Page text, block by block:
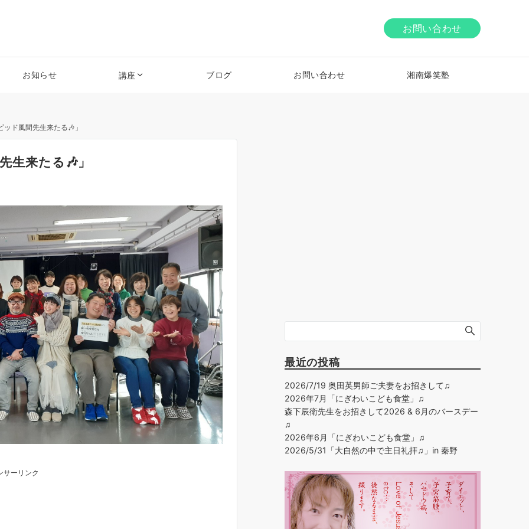
お問い合わせ
お知らせ 講座 ブログ お問い合わせ 湘南爆笑塾
ド風間先生来たる🎶」
生来たる🎶」
サーリンク
最近の投稿
2026/7/19 奥田英男師ご夫妻をお招きして♫
2026年7月「にぎわいこども食堂」♫
森下辰衛先生をお招きして2026 & 6月のバースデー
♫
2026年6月「にぎわいこども食堂」♫
2026/5/31「大自然の中で主日礼拝♫」in 秦野